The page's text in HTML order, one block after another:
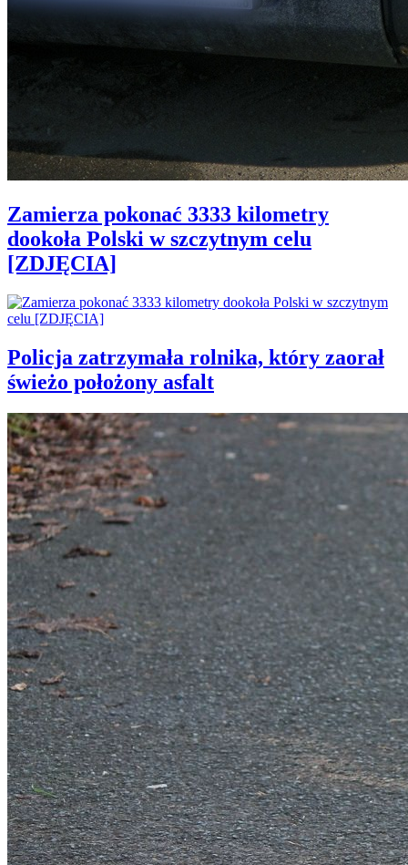
Zamierza pokonać 3333 kilometry
dookoła Polski w szczytnym celu
[ZDJĘCIA]
Policja zatrzymała rolnika, który zaorał
świeżo położony asfalt